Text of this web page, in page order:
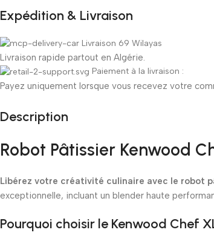
Expédition & Livraison
Livraison 69 Wilayas
Livraison rapide partout en Algérie.
Paiement à la livraison :
Payez uniquement lorsque vous recevez votre
Description
Robot Pâtissier Kenwood
Libérez votre créativité culinaire avec le robot
exceptionnelle, incluant un blender haute
Pourquoi choisir le Kenwood Chef